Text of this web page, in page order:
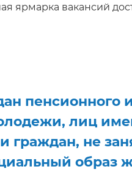
ярмарка вакансий
пенсионного и
лиц
граждан, не
образ